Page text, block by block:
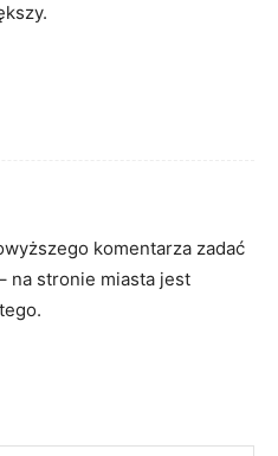
komentarza zadać
na stronie miasta jest